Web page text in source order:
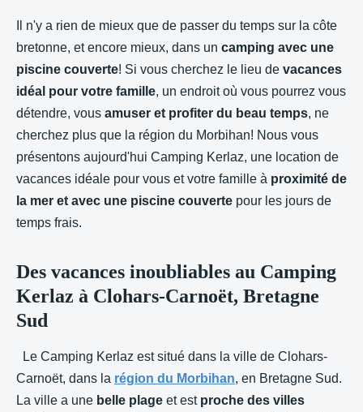
Profitez de vos vacances en bord
de mer avec un camping à
piscine couverte en Bretagne
Sud!
Guy
Il n'y a rien de mieux que de passer du temps sur la côte
bretonne, et encore mieux, dans un camping avec une
piscine couverte! Si vous cherchez le lieu de vacances
idéal pour votre famille, un endroit où vous pourrez vous
détendre, vous amuser et profiter du beau temps, ne
cherchez plus que la région du Morbihan! Nous vous
présentons aujourd'hui Camping Kerlaz, une location de
vacances idéale pour vous et votre famille à proximité de
la mer et avec une piscine couverte pour les jours de
temps frais.
Des vacances inoubliables au Camping
Kerlaz à Clohars-Carnoët, Bretagne
Sud
Le Camping Kerlaz est situé dans la ville de Clohars-
Carnoët, dans la région du Morbihan, en Bretagne Sud.
La ville a une belle plage et est proche des villes